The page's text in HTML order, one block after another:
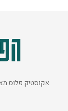
אקוסטיק פלוס